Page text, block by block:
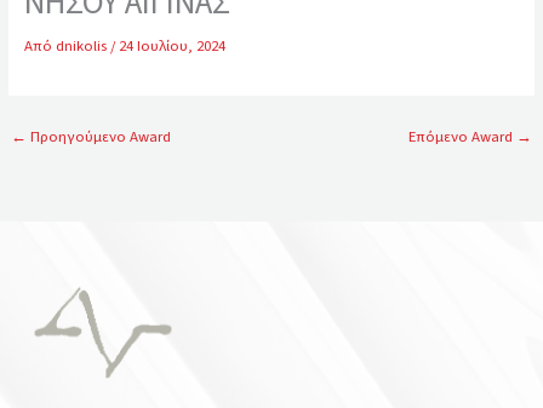
Από dnikolis/24 Ιουλίου, 2024
← Προηγούμενο Award Επόμενο Award →